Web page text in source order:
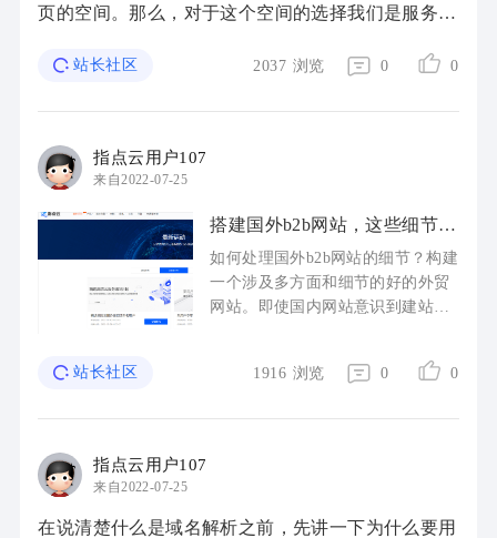
页的空间。那么，对于这个空间的选择我们是服务器
面文章我们来分析一下： 一般说来，传统业 ...
站长社区 2037 浏览 0 0
指点云用户107
来自2022-07-25
搭建国外b2b网站，这些细节必
须注意
如何处理国外b2b网站的细节？构建
一个涉及多方面和细节的好的外贸
网站。即使国内网站意识到建站的
站应该如何处理网站细节呢？今 ...
站长社区 1916 浏览 0 0
指点云用户107
来自2022-07-25
在说清楚什么是域名解析之前，先讲一下为什么要用